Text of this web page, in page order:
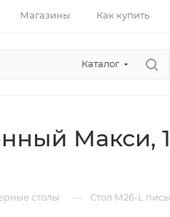
Магазины Как купить
Каталог
Макси,
столы — Стол М26-L